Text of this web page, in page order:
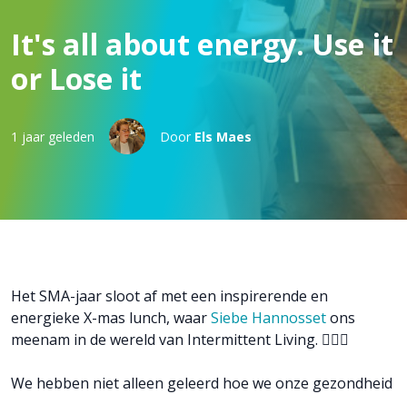
It's all about energy. Use it
or Lose it
1 jaar geleden Door Els Maes
Het SMA-jaar sloot af met een inspirerende en
energieke X-mas lunch, waarSiebe Hannossetons
meenam in de wereld van Intermittent Living. 🏋️‍♂️💡
We hebben niet alleen geleerd hoe we onze gezondheid